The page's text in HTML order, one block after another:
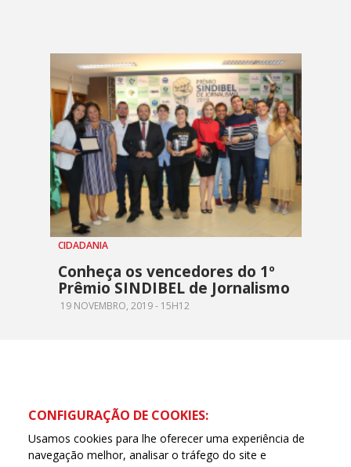
CIDADANIA
Conheça os vencedores do 1º
Prêmio SINDIBEL de Jornalismo
19 NOVEMBRO, 2019 - 15H12
CONFIGURAÇÃO DE COOKIES:
Usamos cookies para lhe oferecer uma experiência de
navegação melhor, analisar o tráfego do site e